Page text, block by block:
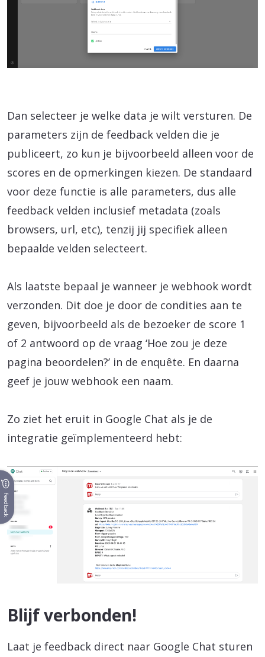
Dan selecteer je welke data je wilt versturen. De
parameters zijn de feedback velden die je
publiceert, zo kun je bijvoorbeeld alleen voor de
scores en de opmerkingen kiezen. De standaard
voor deze functie is alle parameters, dus alle
feedback velden inclusief metadata (zoals
browsers, url, etc), tenzij jij specifiek alleen
bepaalde velden selecteert.
Als laatste bepaal je wanneer je webhook wordt
verzonden. Dit doe je door de condities aan te
geven, bijvoorbeeld als de bezoeker de score 1
of 2 antwoord op de vraag ‘Hoe zou je deze
pagina beoordelen?’ in de enquête. En daarna
geef je jouw webhook een naam.
Zo ziet het eruit in Google Chat als je de
integratie geïmplementeerd hebt:
Blijf verbonden!
Laat je feedback direct naar Google Chat sturen
Feedback